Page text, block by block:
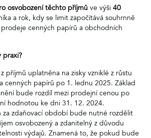
osvobození těchto příjmů ve výši 40
a rok, kdy se limit započítává souhrnně
cenných papírů a obchodních
praxi?
příjmů uplatněna na zisky vzniklé z růstu
cenných papírů po 1. lednu 2025. Základ
bude rozdíl mezi prodejní cenou po
hodnotou ke dni 31. 12. 2024.
za zdaňovací období bude nutné rozdělit
osvobozený a zdanitelný z důvodu
výdajů. Znamená to, že pokud bude